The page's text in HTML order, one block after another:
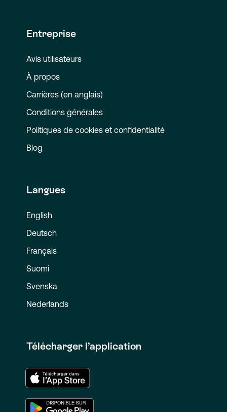
Entreprise
Avis utilisateurs
À propos
Carrières (en anglais)
Conditions générales
Politiques de cookies et confidentialité
Blog
Langues
English
Deutsch
Français
Suomi
Svenska
Nederlands
Télécharger l’application